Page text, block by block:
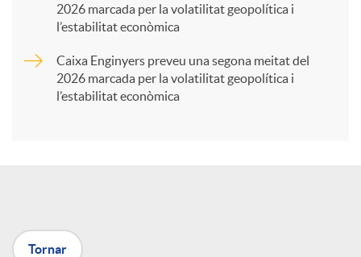
X
2026 marcada per la volatilitat geopolítica i
l’estabilitat econòmica
Caixa Enginyers preveu una segona meitat del
2026 marcada per la volatilitat geopolítica i
l’estabilitat econòmica
Tornar